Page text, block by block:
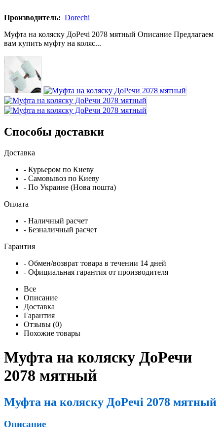
Производитель: Dorechi
Муфта на коляску ДоРечі 2078 мятный Описание Предлагаем
вам купить муфту на коляс...
Способы доставки
Доставка
- Курьером по Киеву
- Самовывоз по Киеву
- По Украине (Нова пошта)
Оплата
- Наличный расчет
- Безналичный расчет
Гарантия
- Обмен/возврат товара в течении 14 дней
- Официальная гарантия от производителя
Все
Описание
Доставка
Гарантия
Отзывы (0)
Похожие товары
Муфта на коляску ДоРечи
2078 мятный
Муфта на коляску ДоРечі 2078 мятный
Описание